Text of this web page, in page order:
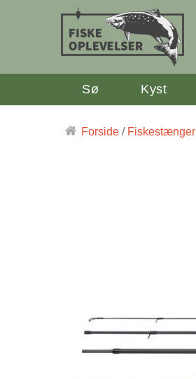
Sø Kyst
Forside / Fiskestænger